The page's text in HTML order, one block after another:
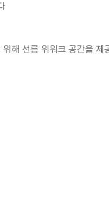
해 선릉 위워크 공간을 제